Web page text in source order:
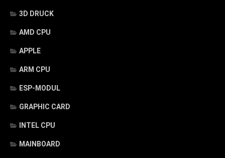
3D DRUCK
AMD CPU
APPLE
ARM CPU
ESP-MODUL
GRAPHIC CARD
INTEL CPU
MAINBOARD